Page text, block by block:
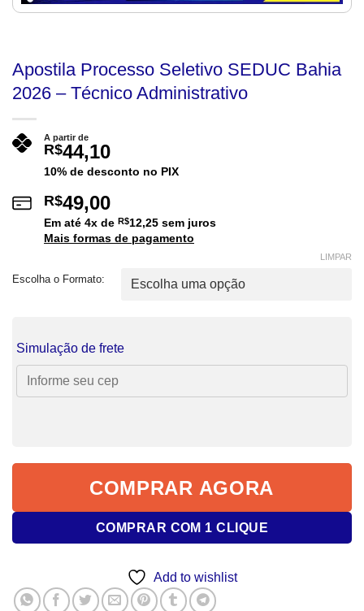
Apostila Processo Seletivo SEDUC Bahia
2026 – Técnico Administrativo
A partir de
R$44,10
10% de desconto no PIX
R$49,00
Em até 4x de R$12,25 sem juros
Mais formas de pagamento
Escolha o Formato:
LIMPAR
Simulação de frete
COMPRAR AGORA
COMPRAR COM 1 CLIQUE
Add to wishlist